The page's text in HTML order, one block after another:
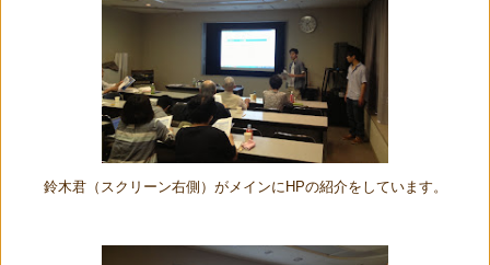
鈴木君（スクリーン右側）がメインにHPの紹介をしています。